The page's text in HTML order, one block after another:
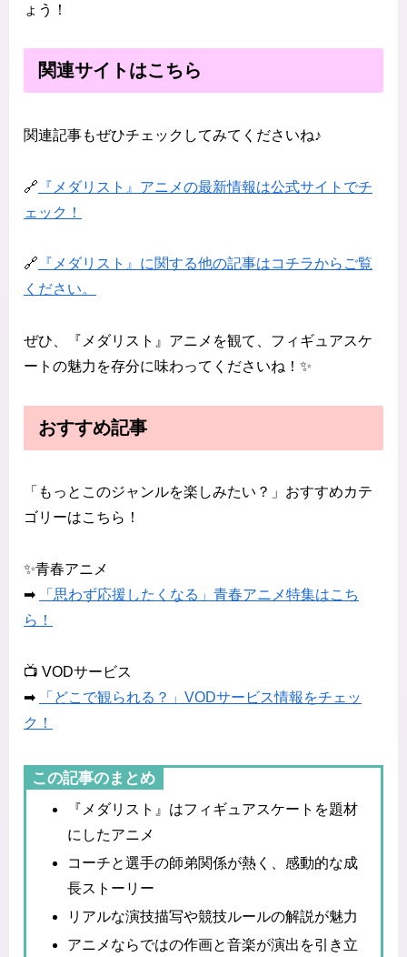
ょう！
関連サイトはこちら
関連記事もぜひチェックしてみてくださいね♪
🔗 『メダリスト』アニメの最新情報は公式サイトでチ
ェック！
🔗 『メダリスト』に関する他の記事はコチラからご覧
ください。
ぜひ、『メダリスト』アニメを観て、フィギュアスケ
ートの魅力を存分に味わってくださいね！✨
おすすめ記事
「もっとこのジャンルを楽しみたい？」おすすめカテ
ゴリーはこちら！
✨青春アニメ
➡
「思わず応援したくなる」青春アニメ特集はこち
ら！
📺 VODサービス
➡
「どこで観られる？」VODサービス情報をチェッ
ク！
この記事のまとめ
『メダリスト』はフィギュアスケートを題材
にしたアニメ
コーチと選手の師弟関係が熱く、感動的な成
長ストーリー
リアルな演技描写や競技ルールの解説が魅力
アニメならではの作画と音楽が演出を引き立